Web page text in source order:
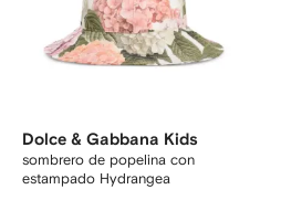
Dolce & Gabbana Kids
sombrero de popelina con
estampado Hydrangea